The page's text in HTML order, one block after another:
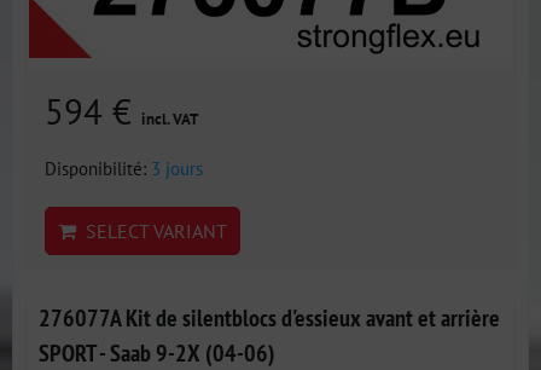
594 € incl. VAT
Disponibilité: 3 jours
SELECT VARIANT
276077A Kit de silentblocs d'essieux avant et arrière
SPORT - Saab 9-2X (04-06)